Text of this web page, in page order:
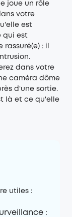
joue un rôle
votre
est
qui est
: il
dans votre
caméra dôme
d'une sortie.
là et ce qu'elle
utiles :
: